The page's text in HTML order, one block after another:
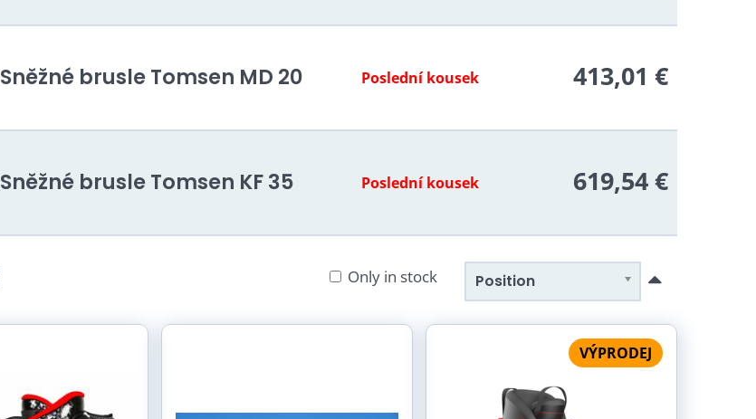
Sněžné brusle Tomsen MD 20 Poslední kousek 413,01 €
Sněžné brusle Tomsen KF 35 Poslední kousek 619,54 €
Position
Only in stock
VÝPRODEJ